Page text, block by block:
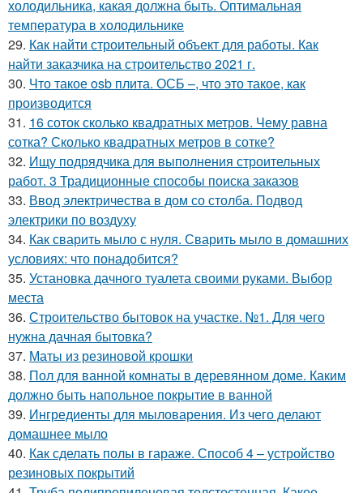
холодильника, какая должна быть. Оптимальная
температура в холодильнике
29. Как найти строительный объект для работы. Как
найти заказчика на строительство 2021 г.
30. Что такое osb плита. ОСБ –, что это такое, как
производится
31. 16 соток сколько квадратных метров. Чему равна
сотка? Сколько квадратных метров в сотке?
32. Ищу подрядчика для выполнения строительных
работ. 3 Традиционные способы поиска заказов
33. Ввод электричества в дом со столба. Подвод
электрики по воздуху
34. Как сварить мыло с нуля. Сварить мыло в домашних
условиях: что понадобится?
35. Установка дачного туалета своими руками. Выбор
места
36. Строительство бытовок на участке. №1. Для чего
нужна дачная бытовка?
37. Маты из резиновой крошки
38. Пол для ванной комнаты в деревянном доме. Каким
должно быть напольное покрытие в ванной
39. Ингредиенты для мыловарения. Из чего делают
домашнее мыло
40. Как сделать полы в гараже. Способ 4 – устройство
резиновых покрытий